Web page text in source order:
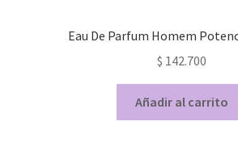
Eau De Parfum Homem
$ 142.700
Añadir al carrito